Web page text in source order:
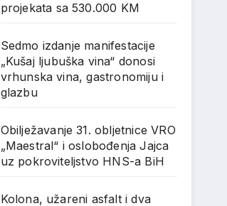
projekata sa 530.000 KM
Sedmo izdanje manifestacije
„Kušaj ljubuška vina“ donosi
vrhunska vina, gastronomiju i
glazbu
Obilježavanje 31. obljetnice VRO
„Maestral“ i oslobođenja Jajca
uz pokroviteljstvo HNS-a BiH
Kolona, užareni asfalt i dva